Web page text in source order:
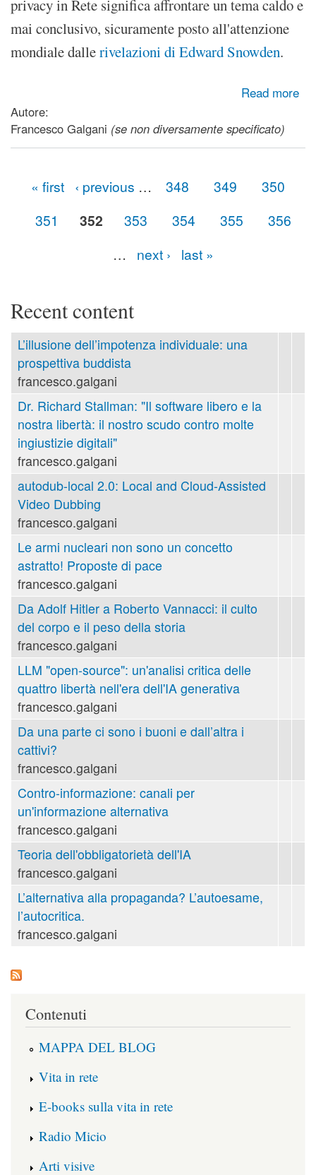
privacy in Rete significa affrontare un tema caldo e
mai conclusivo, sicuramente posto all'attenzione
mondiale dallerivelazioni di Edward Snowden.
Read more
about Privacy in Rete: concetti di base per iniziare a
Autore:
Francesco Galgani (se non diversamente specificato)
« first ‹ previous … 348 349
350
351
352 353 354 355
356
…
next › last »
Recent content
L’illusione dell’impotenza individuale: una
prospettiva buddista
francesco.galgani
Dr. Richard Stallman: "Il software libero e la
nostra libertà: il nostro scudo contro molte
ingiustizie digitali"
francesco.galgani
autodub-local 2.0: Local and Cloud-Assisted
Video Dubbing
francesco.galgani
Le armi nucleari non sono un concetto
astratto! Proposte di pace
francesco.galgani
Da Adolf Hitler a Roberto Vannacci: il culto
del corpo e il peso della storia
francesco.galgani
LLM "open-source": un'analisi critica delle
quattro libertà nell'era dell'IA generativa
francesco.galgani
Da una parte ci sono i buoni e dall’altra i
cattivi?
francesco.galgani
Contro-informazione: canali per
un'informazione alternativa
francesco.galgani
Teoria dell'obbligatorietà dell'IA
francesco.galgani
L’alternativa alla propaganda? L’autoesame,
l’autocritica.
francesco.galgani
Contenuti
MAPPA DEL BLOG
Vita in rete
E-books sulla vita in rete
Radio Micio
Arti visive